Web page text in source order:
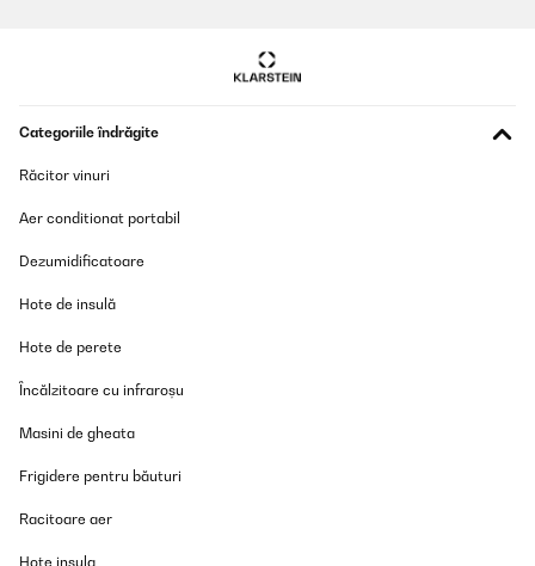
Categoriile îndrăgite
Răcitor vinuri
Aer conditionat portabil
Dezumidificatoare
Hote de insulă
Hote de perete
Încălzitoare cu infraroșu
Masini de gheata
Frigidere pentru băuturi
Racitoare aer
Hote insula